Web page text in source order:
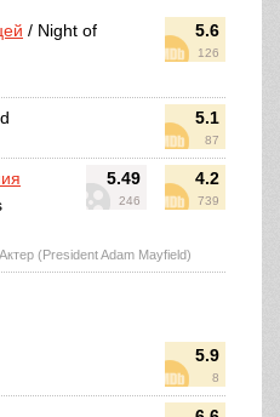
5.6
126
/ Night of
5.1
87
5.49
246
4.2
739
(President Adam Mayfield)
5.9
8